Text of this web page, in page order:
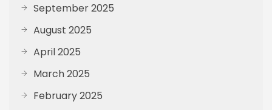
September 2025
August 2025
April 2025
March 2025
February 2025